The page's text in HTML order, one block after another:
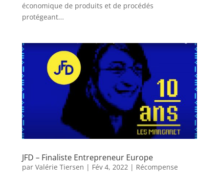
économique de produits et de procédés
protégeant...
JFD – Finaliste Entrepreneur Europe
par Valérie Tiersen | Fév 4, 2022| Récompense